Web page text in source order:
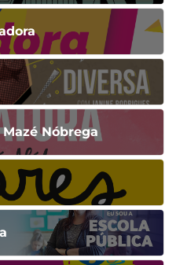
Nóbrega